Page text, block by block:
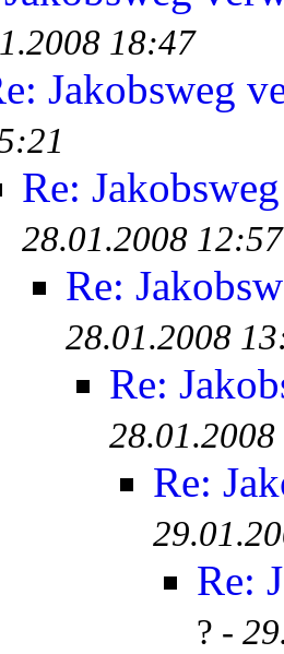
18:47
Jakobsweg
Re:
28.01.2008 12:57
Re:
28.01.2008
Re:
Re:
Re:
? -